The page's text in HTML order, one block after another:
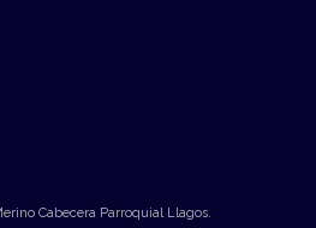
Cabecera Parroquial Llagos.